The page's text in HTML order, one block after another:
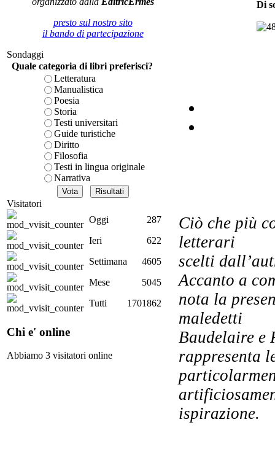
presto sul nostro sito
il bando di partecipazione
Sondaggi
Quale categoria di libri preferisci?
Letteratura
Manualistica
Poesia
Storia
Testi universitari
Guide turistiche
Diritto
Filosofia
Testi in lingua originale
Narrativa
Visitatori
Oggi
287
Ieri
622
Settimana
4605
Mese
5045
Tutti
1701862
Chi e' online
Abbiamo 3 visitatori online
Di
Ciò che più
letterari
scelti
Accanto a
nota la
maledetti
Baudelaire e
rappresenta
ispirazione.